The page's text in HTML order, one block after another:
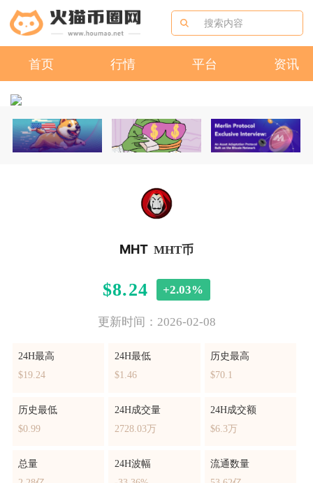
首页 行情 平台 资讯
MHT MHT币
$8.24 +2.03%
更新时间：2026-02-08
24H最高
$19.24
24H最低
$1.46
历史最高
$70.1
历史最低
$0.99
24H成交量
2728.03万
24H成交额
$6.3万
总量
24H波幅
流通数量